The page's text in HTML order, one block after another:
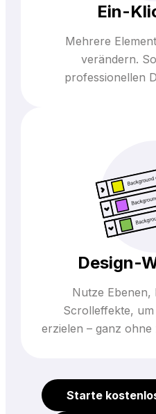
Ein-
Mehrere
verändern.
professionellen
Design-
Nutze Ebenen,
Scrolleffekte,
erzielen – ganz
Starte